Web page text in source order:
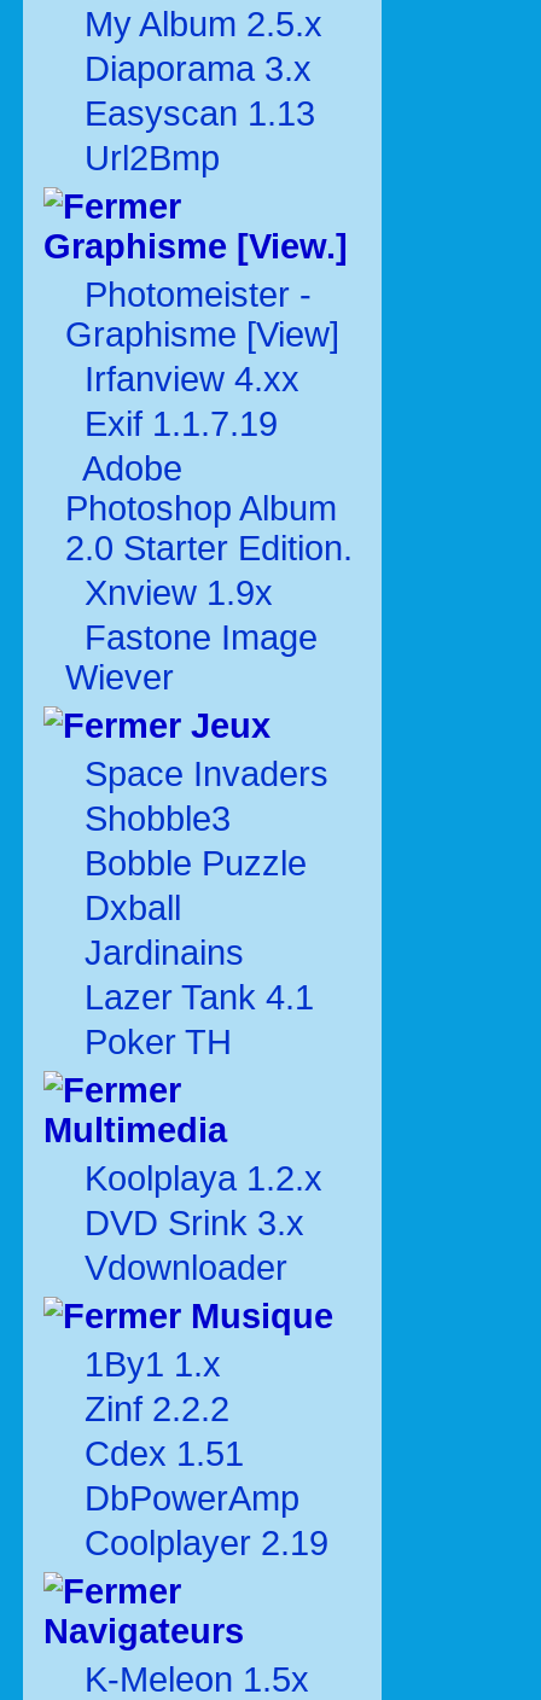
My Album 2.5.x
Diaporama 3.x
Easyscan 1.13
Url2Bmp
Graphisme [View.]
Photomeister -
Graphisme [View]
Irfanview 4.xx
Exif 1.1.7.19
Adobe
Photoshop Album
2.0 Starter Edition.
Xnview 1.9x
Fastone Image
Wiever
Jeux
Space Invaders
Shobble3
Bobble Puzzle
Dxball
Jardinains
Lazer Tank 4.1
Poker TH
Multimedia
Koolplaya 1.2.x
DVD Srink 3.x
Vdownloader
Musique
1By1 1.x
Zinf 2.2.2
Cdex 1.51
DbPowerAmp
Coolplayer 2.19
Navigateurs
K-Meleon 1.5x